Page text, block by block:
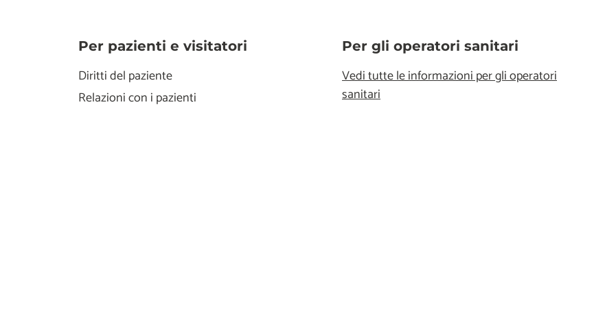
Per pazienti e visitatori
Diritti del paziente
Relazioni con i pazienti
Per gli operatori sanitari
Vedi tutte le informazioni per gli operatori
sanitari